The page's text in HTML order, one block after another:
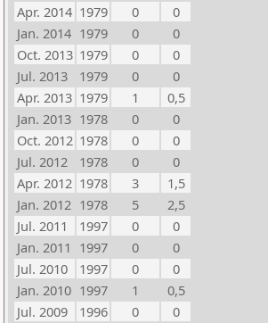
Apr. 2014 1979 0
0
Jan. 2014 1979 0
0
Oct. 2013 1979 0
0
Jul. 2013
1979 0
0
Apr. 2013 1979 1
0,5
Jan. 2013 1978 0
0
Oct. 2012 1978 0
0
Jul. 2012
1978 0
0
Apr. 2012 1978 3
1,5
Jan. 2012 1978 5
2,5
Jul. 2011
1997 0
0
Jan. 2011 1997 0
0
Jul. 2010
1997 0
0
Jan. 2010 1997 1
0,5
Jul. 2009
1996 0
0